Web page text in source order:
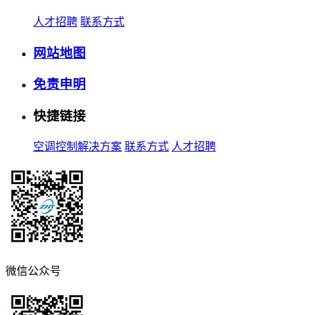
人才招聘 联系方式
网站地图
免责申明
快捷链接
空调控制解决方案 联系方式 人才招聘
微信公众号